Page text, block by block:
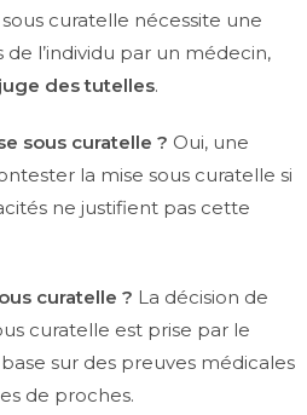
sous curatelle nécessite une
l’individu par un médecin,
juge des tutelles.
sous curatelle ? Oui, une
la mise sous curatelle si
ne justifient pas cette
curatelle ? La décision de
curatelle est prise par le
base sur des preuves médicales
de proches.